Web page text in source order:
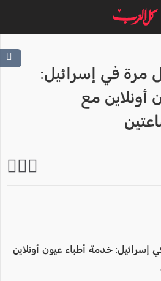
مرة في إسرائيل:
أونلاين مع
إسرائيل: خدمة أطباء عيون أونلاين